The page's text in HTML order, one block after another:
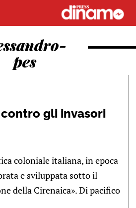
pes
gli invasori
coloniale italiana, in epoca
e sviluppata sotto il
della Cirenaica». Di pacifico